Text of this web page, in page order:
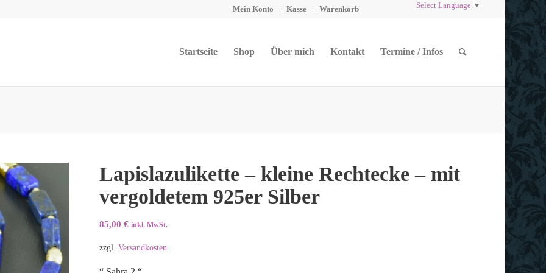
Mein Konto Kasse Warenkorb Select Language ▼
Startseite Shop Über mich Kontakt Termine / Infos
Lapislazulikette – kleine Rechtecke – mit
vergoldetem 925er Silber
85,00€ inkl. MwSt.
zzgl.Versandkosten